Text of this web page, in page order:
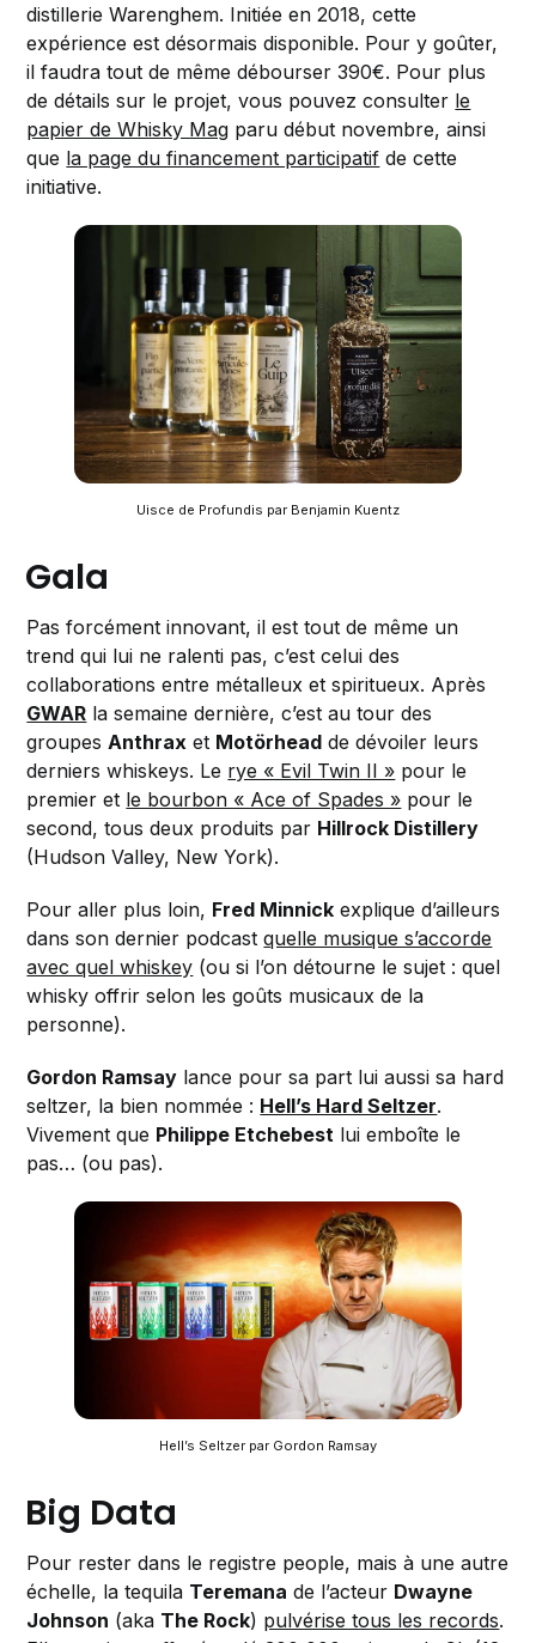
distillerie Warenghem. Initiée en 2018, cette
expérience est désormais disponible. Pour y goûter,
il faudra tout de même débourser 390€. Pour plus
de détails sur le projet, vous pouvez consulter le
papier de Whisky Mag paru début novembre, ainsi
que la page du financement participatif de cette
initiative.
Uisce de Profundis par Benjamin Kuentz
Gala
Pas forcément innovant, il est tout de même un
trend qui lui ne ralenti pas, c’est celui des
collaborations entre métalleux et spiritueux. Après
GWAR la semaine dernière, c’est au tour des
groupes Anthrax et Motörhead de dévoiler leurs
derniers whiskeys. Le rye « Evil Twin II » pour le
premier et le bourbon « Ace of Spades » pour le
second, tous deux produits par Hillrock Distillery
(Hudson Valley, New York).
Pour aller plus loin, Fred Minnick explique d’ailleurs
dans son dernier podcastquelle musique s’accorde
avec quel whiskey (ou si l’on détourne le sujet : quel
whisky offrir selon les goûts musicaux de la
personne).
Gordon Ramsay lance pour sa part lui aussi sa hard
seltzer, la bien nommée : Hell’s Hard Seltzer.
Vivement que Philippe Etchebest lui emboîte le
pas… (ou pas).
Hell’s Seltzer par Gordon Ramsay
Big Data
Pour rester dans le registre people, mais à une autre
échelle, la tequila Teremana de l’acteur Dwayne
Johnson (aka The Rock) pulvérise tous les records.